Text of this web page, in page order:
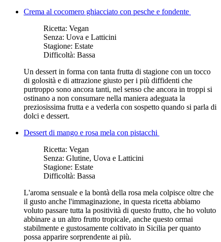
Crema al cocomero ghiacciato con pesche e fondente
Ricetta: Vegan
Senza: Uova e Latticini
Stagione: Estate
Difficoltà: Bassa
Un dessert in forma con tanta frutta di stagione con un tocco
di golosità e di attrazione giusto per i più diffidenti che
purtroppo sono ancora tanti, nel senso che ancora in troppi si
ostinano a non consumare nella maniera adeguata la
preziosissima frutta e a vederla con sospetto quando si parla di
dolci e dessert.
Dessert di mango e rosa mela con pistacchi
Ricetta: Vegan
Senza: Glutine, Uova e Latticini
Stagione: Estate
Difficoltà: Bassa
L'aroma sensuale e la bontà della rosa mela colpisce oltre che
il gusto anche l'immaginazione, in questa ricetta abbiamo
voluto passare tutta la positività di questo frutto, che ho voluto
abbinare a un altro frutto tropicale, anche questo ormai
stabilmente e gustosamente coltivato in Sicilia per quanto
possa apparire sorprendente ai più.